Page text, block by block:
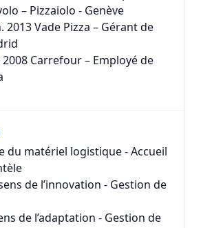
– Pizzaiolo - Genève
2013 Vade Pizza – Gérant de
2008 Carrefour – Employé de
du matériel logistique - Accueil
de l’innovation - Gestion de
de l’adaptation - Gestion de